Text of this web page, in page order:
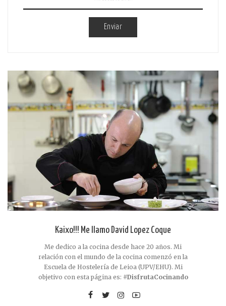
Enviar
Kaixo!!! Me llamo David Lopez Coque
Me dedico a la cocina desde hace 20 años. Mi
relación con el mundo de la cocina comenzó en la
Escuela de Hostelería de Leioa (UPV/EHU). Mi
objetivo con esta página es: #DisfrutaCocinando